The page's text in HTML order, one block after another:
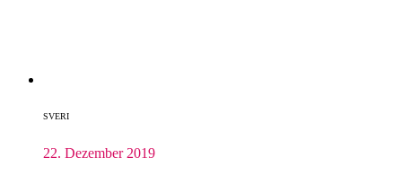
SVERI
22. Dezember 2019